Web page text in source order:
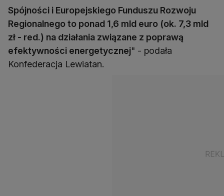
Spójności i Europejskiego Funduszu Rozwoju
Regionalnego to ponad 1,6 mld euro (ok. 7,3 mld
zł - red.) na działania związane z poprawą
efektywności energetycznej" - podała
Konfederacja Lewiatan.